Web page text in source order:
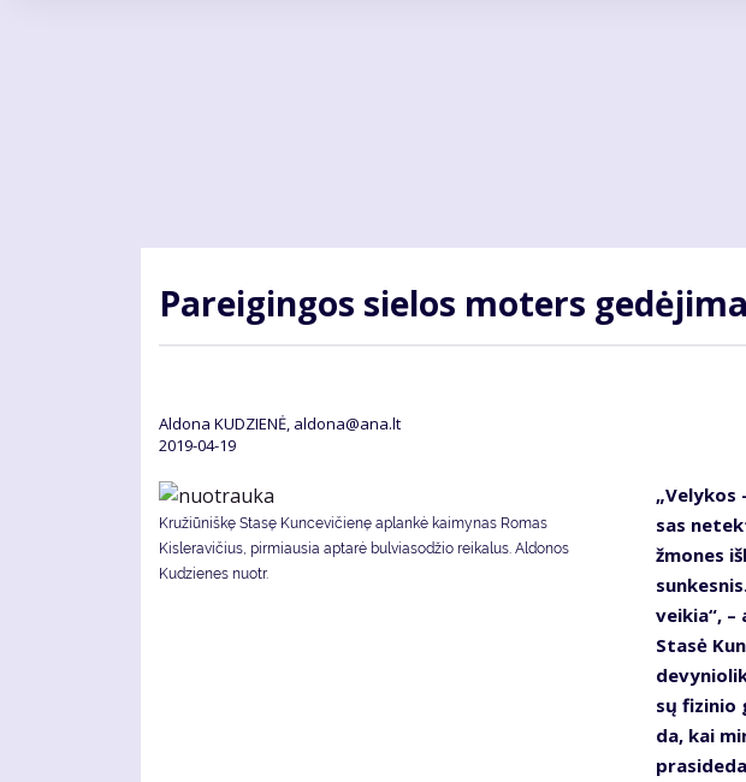
Pa­rei­gin­gos sie­los mo­ters
Aldona KUDZIENĖ, aldona@ana.lt
2019-04-19
Kružiūniškę Stasę Kuncevičienę aplankė kaimynas Romas
Kisleravičius, pirmiausia aptarė bulviasodžio reikalus. Aldonos
Kudzienes nuotr.
„Ve­ly­kos
sas
žmo­nes
vei­kia“,
Sta­sė
sų fi­zi­nio
da, kai